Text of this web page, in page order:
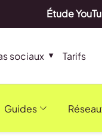
Étude
sociaux Tarifs
Guides